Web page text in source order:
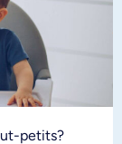
petits?